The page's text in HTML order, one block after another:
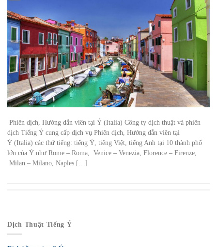
Phiên dịch, Hướng dẫn viên tại Ý (Italia) Công ty dịch thuật và phiên
dịch Tiếng Ý cung cấp dịch vụ Phiên dịch, Hướng dẫn viên tại
Ý (Italia) các thứ tiếng: tiếng Ý, tiếng Việt, tiếng Anh tại 10 thành phố
lớn của Ý như Rome – Roma, Venice – Venezia, Florence – Firenze,
Milan – Milano, Naples […]
Dịch Thuật Tiếng Ý